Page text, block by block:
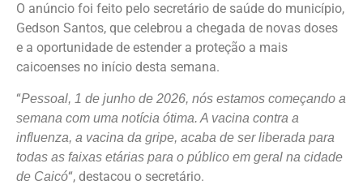
O anúncio foi feito pelo secretário de saúde do município,
Gedson Santos, que celebrou a chegada de novas doses
e a oportunidade de estender a proteção a mais
caicoenses no início desta semana.
“Pessoal, 1 de junho de 2026, nós estamos começando a
semana com uma notícia ótima. A vacina contra a
influenza, a vacina da gripe, acaba de ser liberada para
todas as faixas etárias para o público em geral na cidade
de Caicó“, destacou o secretário.